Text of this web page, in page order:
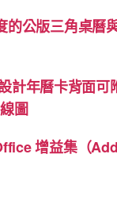
的公版三角桌曆
計年曆卡背面
圖
增益集（